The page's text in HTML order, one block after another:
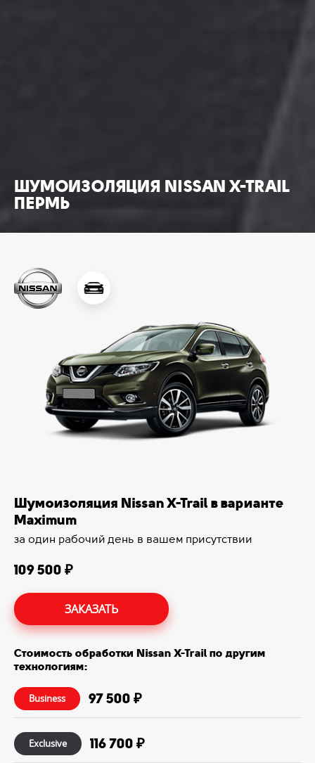
ШУМОИЗОЛЯЦИЯ NISSAN X-TRAIL
ПЕРМЬ
Шумоизоляция Nissan X-Trail в варианте
Maximum
за один рабочий день в вашем присутствии
109 500 ₽
ЗАКАЗАТЬ
Стоимость обработки Nissan X-Trail по другим
технологиям:
Business 97 500 ₽
Exclusive 116 700 ₽